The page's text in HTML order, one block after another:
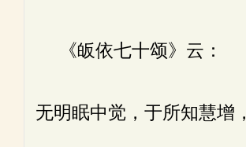
《皈依七十颂》云：
无明眠中觉，于所知慧增，